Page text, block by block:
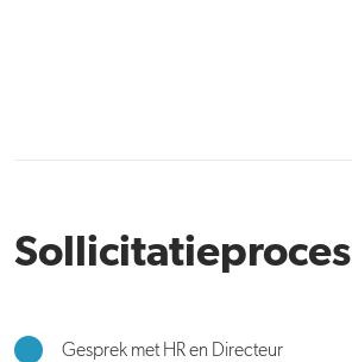
Sollicitatieproces
Gesprek met HR en Directeur